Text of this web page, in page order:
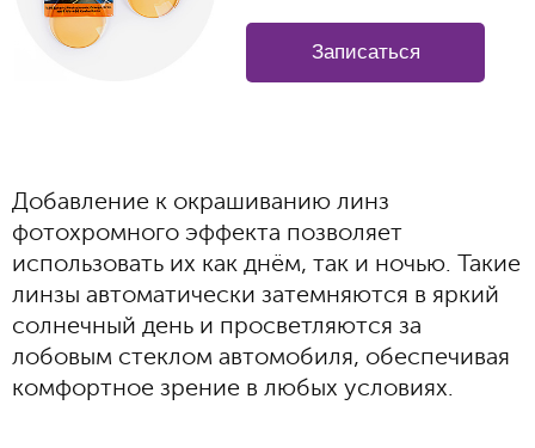
Записаться
Добавление к окрашиванию линз
фотохромного эффекта позволяет
использовать их как днём, так и ночью. Такие
линзы автоматически затемняются в яркий
солнечный день и просветляются за
лобовым стеклом автомобиля, обеспечивая
комфортное зрение в любых условиях.